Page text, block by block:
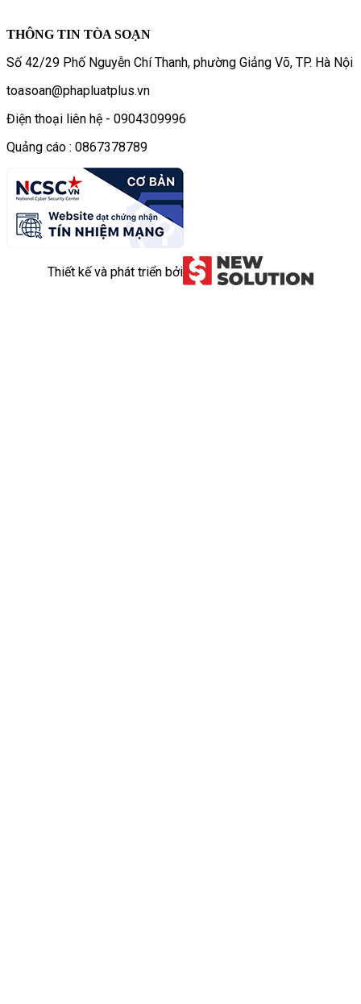
THÔNG TIN TÒA SOẠN
Số 42/29 Phố Nguyễn Chí Thanh, phường Giảng Võ, TP. Hà Nội
toasoan@phapluatplus.vn
Điện thoại liên hệ - 0904309996
Quảng cáo : 0867378789
Thiết kế và phát triển bởi